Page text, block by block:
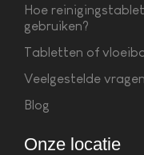
Hoe
gebruiken?
Tabletten of
Veelgestelde vragen
Blog
Onze locatie